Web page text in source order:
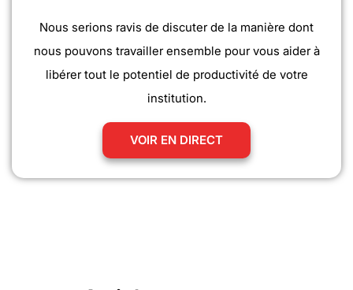
Nous serions ravis de discuter de la manière dont
nous pouvons travailler ensemble pour vous aider à
libérer tout le potentiel de productivité de votre
institution.
VOIR EN DIRECT